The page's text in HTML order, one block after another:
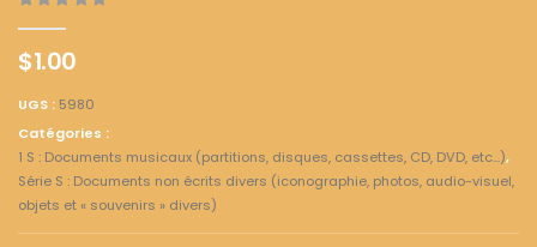
$1.00
UGS : 5980
Catégories :
1 S : Documents musicaux (partitions, disques, cassettes, CD, DVD, etc...),
Série S : Documents non écrits divers (iconographie, photos, audio-visuel,
objets et « souvenirs » divers)